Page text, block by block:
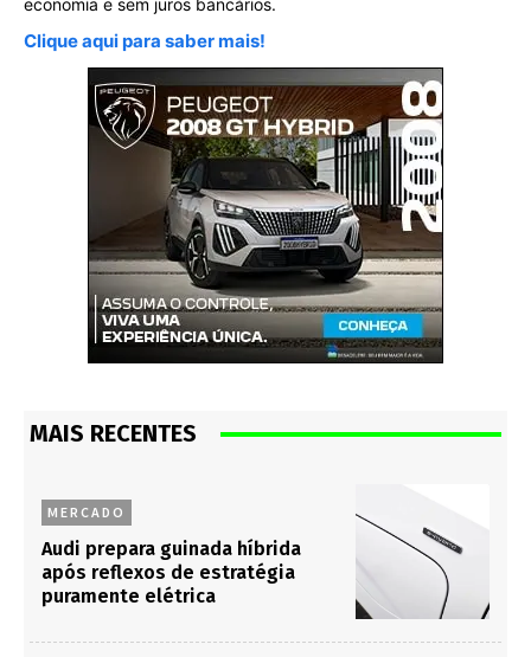
economia e sem juros bancários.
Clique aqui para saber mais!
MAIS RECENTES
MERCADO
Audi prepara guinada híbrida
após reflexos de estratégia
puramente elétrica